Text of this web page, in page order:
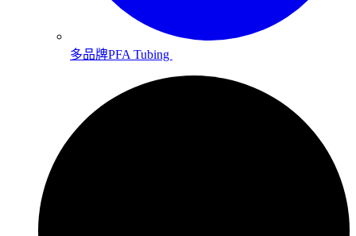
多品牌PFA Tubing ​